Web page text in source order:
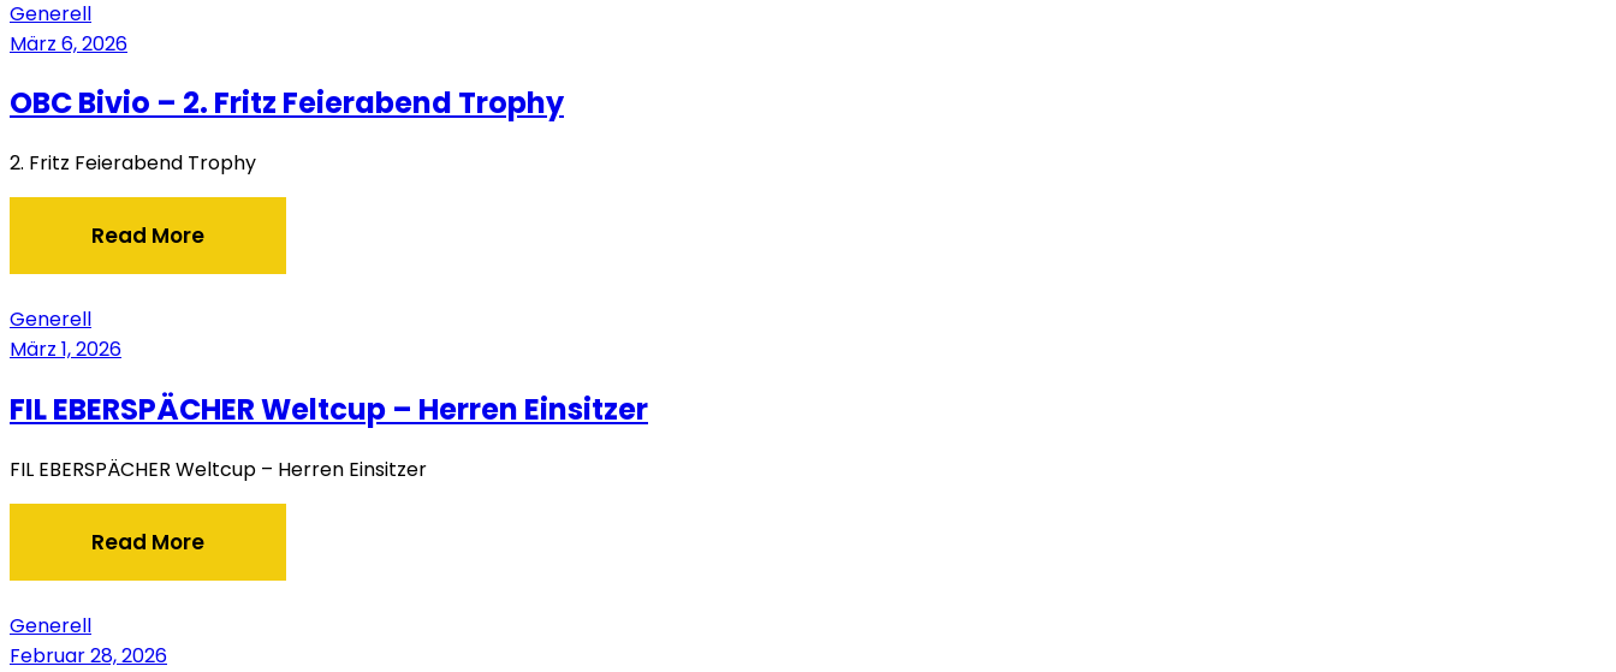
Generell
März 6, 2026
OBC Bivio – 2. Fritz Feierabend Trophy
2. Fritz Feierabend Trophy
Read More
Generell
März 1, 2026
FIL EBERSPÄCHER Weltcup – Herren Einsitzer
FIL EBERSPÄCHER Weltcup – Herren Einsitzer
Read More
Generell
Februar 28, 2026